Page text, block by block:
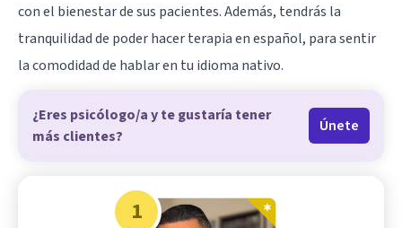
con el bienestar de sus pacientes. Además, tendrás la
tranquilidad de poder hacer terapia en español, para sentir
la comodidad de hablar en tu idioma nativo.
¿Eres psicólogo/a y te gustaría tener
más clientes?
Únete
1